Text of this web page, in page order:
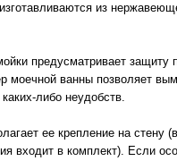
из
предусматривает защиту
моечной ванны позволяет
либо неудобств.
ее крепление на стену
входит в комплект). Если